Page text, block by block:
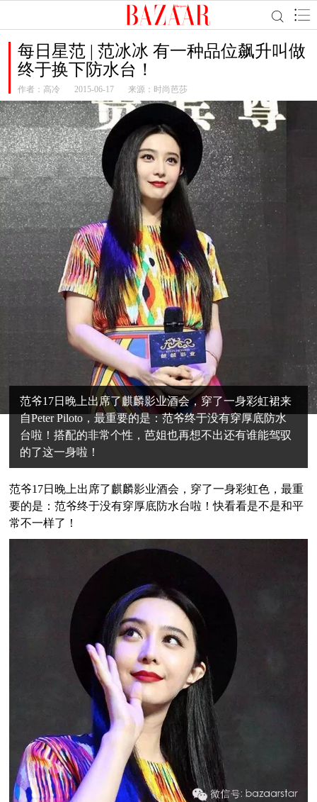
每日星范 | 范冰冰 有一种品位飙升叫做
终于换下防水台！
作者： 高冷 2015-06-17 来源：时尚芭莎
范爷17日晚上出席了麒麟影业酒会，穿了一身彩虹裙来
自Peter Piloto，最重要的是：范爷终于没有穿厚底防水
台啦！搭配的非常个性，芭姐也再想不出还有谁能驾驭
的了这一身啦！
范爷17日晚上出席了麒麟影业酒会，穿了一身彩虹色，最重
要的是：范爷终于没有穿厚底防水台啦！快看看是不是和平
常不一样了！